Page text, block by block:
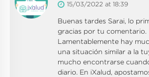
15/03/2022 at 18:39
Buenas tardes Sarai, lo
gracias por tu comentario.
Lamentablemente hay
una situación similar a la
mucho encontrarse
diario. En iXalud,